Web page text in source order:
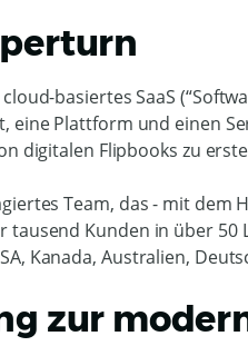
basiertes SaaS
eine Plattform und einen
digitalen Flipbooks zu
Team, das - mit dem
tausend Kunden in über
Kanada, Australien,
zur